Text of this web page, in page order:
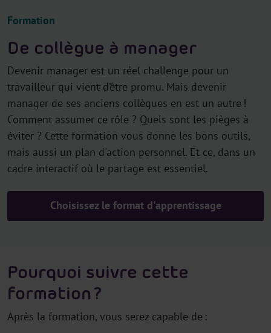
Formation
De collègue à manager
Devenir manager est un réel challenge pour un
travailleur qui vient d’être promu. Mais devenir
manager de ses anciens collègues en est un autre !
Comment assumer ce rôle ? Quels sont les pièges à
éviter ? Cette formation vous donne les bons outils,
mais aussi un plan d'action personnel. Et ce, dans un
cadre interactif où le partage est essentiel.
Choisissez le format d'apprentissage
Pourquoi suivre cette
formation ?
Après la formation, vous serez capable de :